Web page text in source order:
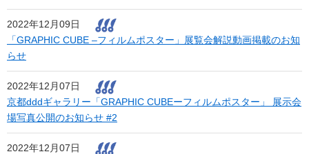
2022年12月09日
「GRAPHIC CUBE –フィルムポスター」展覧会解説動画掲載のお知
らせ
2022年12月07日
京都dddギャラリー「GRAPHIC CUBEーフィルムポスター」 ​​​​​​​展示会
場写真公開のお知らせ #2
2022年12月07日